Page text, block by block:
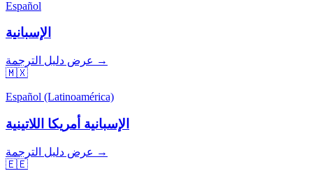
Español
الإسبانية
عرض دليل الترجمة →
🇲🇽
Español (Latinoamérica)
الإسبانية أمريكا اللاتينية
عرض دليل الترجمة →
🇪🇪